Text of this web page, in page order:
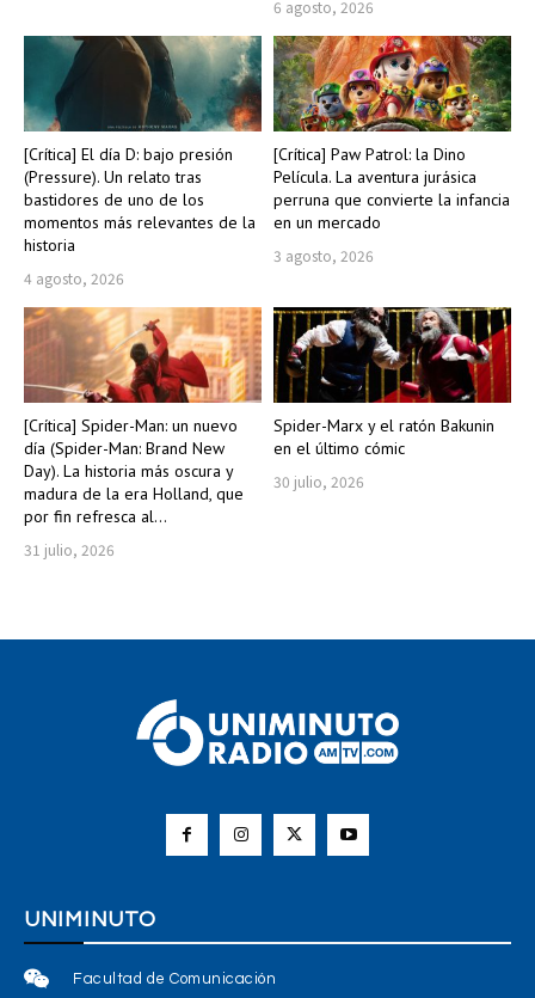
6 agosto, 2026
[Crítica] El día D: bajo presión
(Pressure). Un relato tras
bastidores de uno de los
momentos más relevantes de la
historia
4 agosto, 2026
[Crítica] Paw Patrol: la Dino
Película. La aventura jurásica
perruna que convierte la infancia
en un mercado
3 agosto, 2026
[Crítica] Spider-Man: un nuevo
día (Spider-Man: Brand New
Day). La historia más oscura y
madura de la era Holland, que
por fin refresca al...
31 julio, 2026
Spider-Marx y el ratón Bakunin
en el último cómic
30 julio, 2026
UNIMINUTO
Facultad de Comunicación